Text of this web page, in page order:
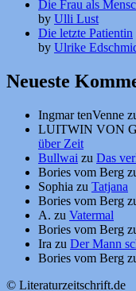
Die Frau als
by Ulli Lust
Die letzte Patientin
by Ulrike
Neueste
Ingmar tenVenne
LUITWIN VON
über Zeit
Bullwai zu Das
Bories vom Berg
Sophia zu Tatjana
Bories vom Berg
A. zu Vatermal
Bories vom Berg
Ira zu Der Mann
Bories vom Berg
© Literaturzeitschrift.de